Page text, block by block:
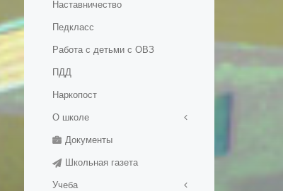
Наставничество
Педкласс
Работа с детьми с ОВЗ
ПДД
Наркопост
О школе
Правила приема в школу
История школы
Документы
Школьная газета
Учеба